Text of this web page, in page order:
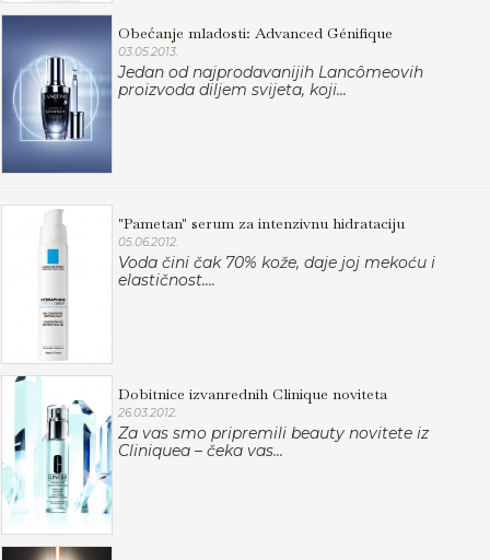
Obećanje mladosti: Advanced Génifique
03.05.2013.
Jedan od najprodavanijih Lancômeovih
proizvoda diljem svijeta, koji...
"Pametan" serum za intenzivnu hidrataciju
05.06.2012.
Voda čini čak 70% kože, daje joj mekoću i
elastičnost....
Dobitnice izvanrednih Clinique noviteta
26.03.2012.
Za vas smo pripremili beauty novitete iz
Cliniquea – čeka vas...